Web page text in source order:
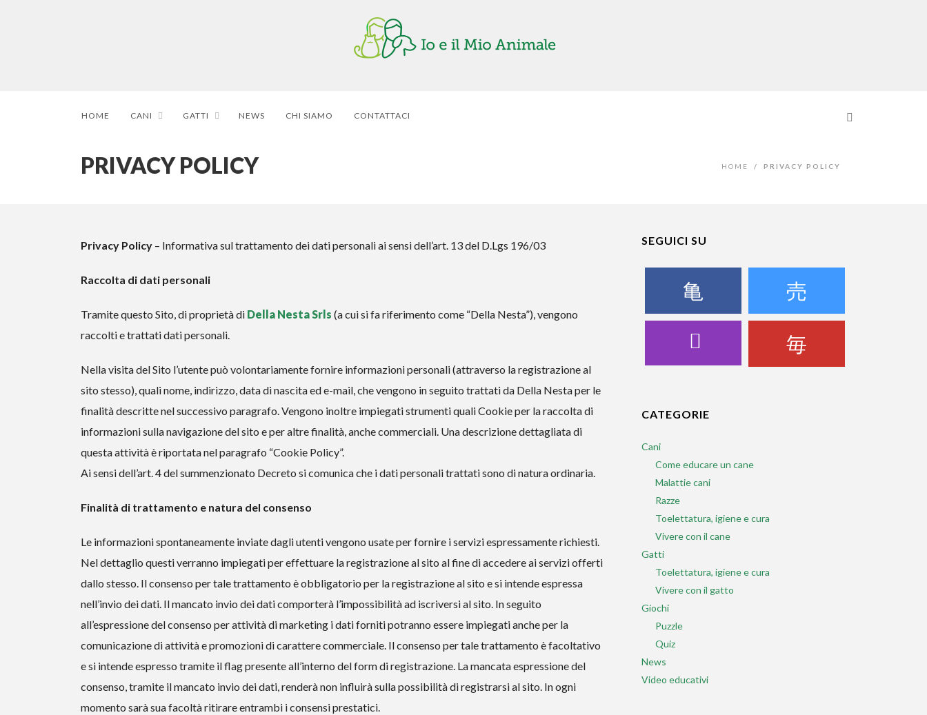
HOME CANI GATTI NEWS CHI SIAMO CONTATTACI
PRIVACY POLICY HOME / PRIVACY POLICY
Privacy Policy – Informativa sul trattamento dei dati personali ai sensi dell’art. 13 del D.Lgs 196/03
Raccolta di dati personali
Tramite questo Sito, di proprietà di Della Nesta Srls (a cui si fa riferimento come “Della Nesta”), vengono
raccolti e trattati dati personali.
Nella visita del Sito l’utente può volontariamente fornire informazioni personali (attraverso la registrazione al
sito stesso), quali nome, indirizzo, data di nascita ed e-mail, che vengono in seguito trattati da Della Nesta per le
finalità descritte nel successivo paragrafo. Vengono inoltre impiegati strumenti quali Cookie per la raccolta di
informazioni sulla navigazione del sito e per altre finalità, anche commerciali. Una descrizione dettagliata di
questa attività è riportata nel paragrafo “Cookie Policy”.
Ai sensi dell’art. 4 del summenzionato Decreto si comunica che i dati personali trattati sono di natura ordinaria.
Finalità di trattamento e natura del consenso
Le informazioni spontaneamente inviate dagli utenti vengono usate per fornire i servizi espressamente richiesti.
Nel dettaglio questi verranno impiegati per effettuare la registrazione al sito al fine di accedere ai servizi offerti
dallo stesso. Il consenso per tale trattamento è obbligatorio per la registrazione al sito e si intende espressa
nell’invio dei dati. Il mancato invio dei dati comporterà l’impossibilità ad iscriversi al sito. In seguito
all’espressione del consenso per attività di marketing i dati forniti potranno essere impiegati anche per la
comunicazione di attività e promozioni di carattere commerciale. Il consenso per tale trattamento è facoltativo
e si intende espresso tramite il flag presente all’interno del form di registrazione. La mancata espressione del
consenso, tramite il mancato invio dei dati, renderà non influirà sulla possibilità di registrarsi al sito. In ogni
momento sarà sua facoltà ritirare entrambi i consensi prestatici.
SEGUICI SU
CATEGORIE
Cani
Come educare un cane
Malattie cani
Razze
Toelettatura, igiene e cura
Vivere con il cane
Gatti
Toelettatura, igiene e cura
Vivere con il gatto
Giochi
Puzzle
Quiz
News
Video educativi